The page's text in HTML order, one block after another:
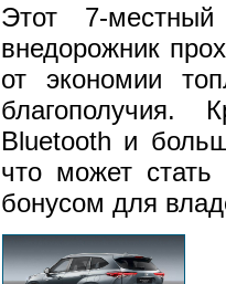
Этот 7-местный
внедорожник
от экономии
Bluetooth и
что может
бонусом для